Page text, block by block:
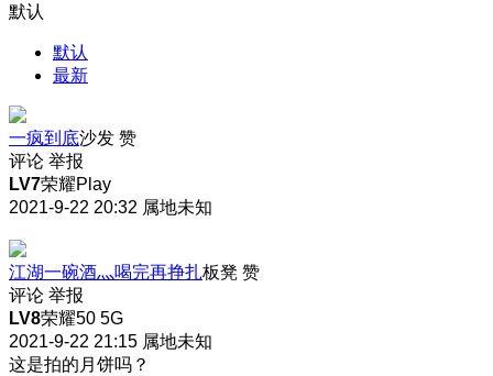
默认
默认
最新
一疯到底沙发 赞
评论 举报
LV7荣耀Play
2021-9-22 20:32 属地未知
江湖一碗酒灬喝完再挣扎板凳 赞
评论 举报
LV8荣耀50 5G
2021-9-22 21:15 属地未知
这是拍的月饼吗？